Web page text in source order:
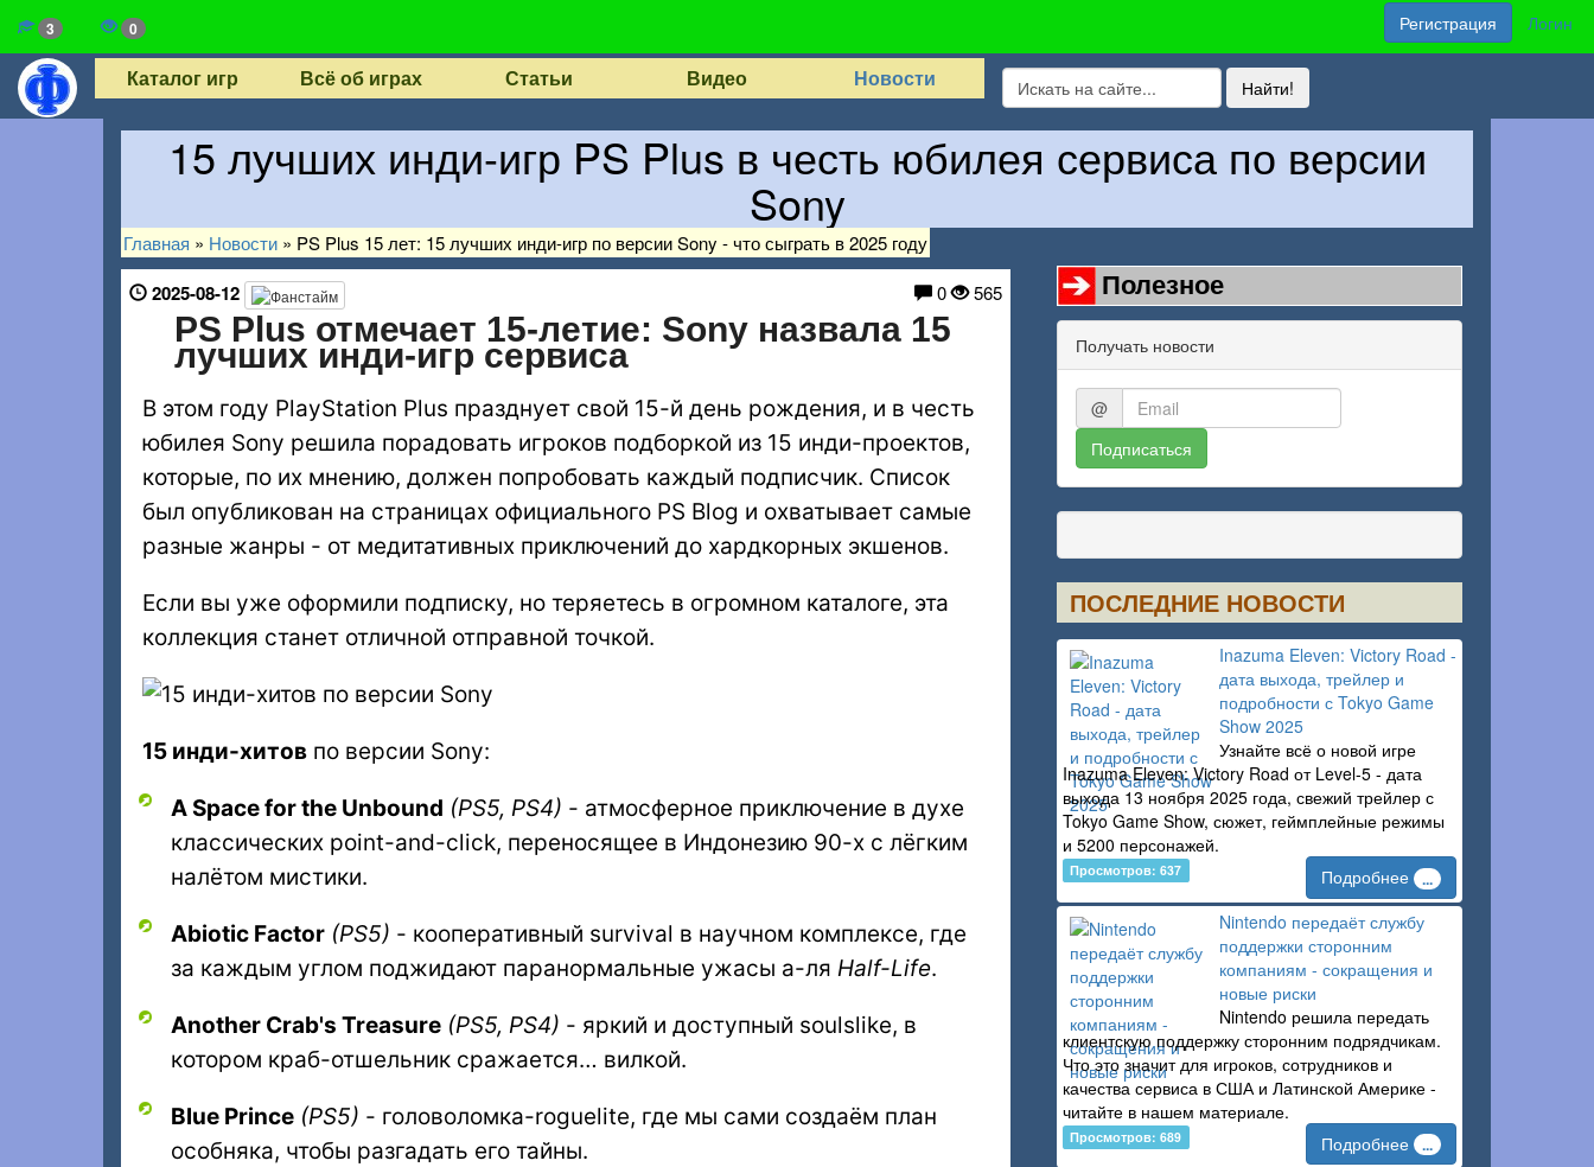
3 0 Регистрация Логин
Каталог игр Всё об играх Статьи Видео Новости
15 лучших инди-игр PS Plus в честь юбилея сервиса по версии
Sony
Главная » Новости » PS Plus 15 лет: 15 лучших инди-игр по версии Sony - что сыграть в 2025 году
2025-08-12 0 565
PS Plus отмечает 15-летие: Sony назвала 15
лучших инди-игр сервиса
В этом году PlayStation Plus празднует свой 15-й день рождения, и в честь
юбилея Sony решила порадовать игроков подборкой из 15 инди-проектов,
которые, по их мнению, должен попробовать каждый подписчик. Список
был опубликован на страницах официального PS Blog и охватывает самые
разные жанры - от медитативных приключений до хардкорных экшенов.
Если вы уже оформили подписку, но теряетесь в огромном каталоге, эта
коллекция станет отличной отправной точкой.
15 инди-хитов по версии Sony:
A Space for the Unbound (PS5, PS4) - атмосферное приключение в духе
классических point-and-click, переносящее в Индонезию 90-х с лёгким
налётом мистики.
Abiotic Factor (PS5) - кооперативный survival в научном комплексе, где
за каждым углом поджидают паранормальные ужасы а-ля Half-Life.
Another Crab's Treasure (PS5, PS4) - яркий и доступный soulslike, в
котором краб-отшельник сражается… вилкой.
Blue Prince (PS5) - головоломка-roguelite, где мы сами создаём план
особняка, чтобы разгадать его тайны.
Полезное
Получать новости
@
Подписаться
ПОСЛЕДНИЕ НОВОСТИ
Inazuma Eleven: Victory Road -
дата выхода, трейлер и
подробности с Tokyo Game
Show 2025
Узнайте всё о новой игре
Inazuma Eleven: Victory Road от Level-5 - дата
выхода 13 ноября 2025 года, свежий трейлер с
Tokyo Game Show, сюжет, геймплейные режимы
и 5200 персонажей.
Просмотров: 637 Подробнее ...
Nintendo передаёт службу
поддержки сторонним
компаниям - сокращения и
новые риски
Nintendo решила передать
клиентскую поддержку сторонним подрядчикам.
Что это значит для игроков, сотрудников и
качества сервиса в США и Латинской Америке -
читайте в нашем материале.
Просмотров: 689 Подробнее ...